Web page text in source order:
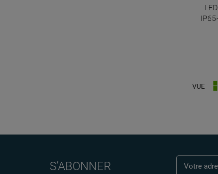
VUE
S’ABONNER